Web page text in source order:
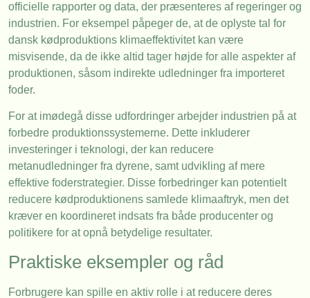
officielle rapporter og data, der præsenteres af regeringer og
industrien. For eksempel påpeger de, at de oplyste tal for
dansk kødproduktions klimaeffektivitet kan være
misvisende, da de ikke altid tager højde for alle aspekter af
produktionen, såsom indirekte udledninger fra importeret
foder.
For at imødegå disse udfordringer arbejder industrien på at
forbedre produktionssystemerne. Dette inkluderer
investeringer i teknologi, der kan reducere
metanudledninger fra dyrene, samt udvikling af mere
effektive foderstrategier. Disse forbedringer kan potentielt
reducere kødproduktionens samlede klimaaftryk, men det
kræver en koordineret indsats fra både producenter og
politikere for at opnå betydelige resultater.
Praktiske eksempler og råd
Forbrugere kan spille en aktiv rolle i at reducere deres